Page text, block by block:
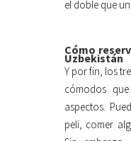
el doble que
Cómo
Uzbekistán
Y por fin, los
cómodos
aspectos.
peli, comer